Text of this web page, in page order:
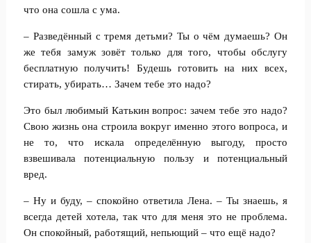
что она сошла с ума.
– Разведённый с тремя детьми? Ты о чём думаешь? Он
же тебя замуж зовёт только для того, чтобы обслугу
бесплатную получить! Будешь готовить на них всех,
стирать, убирать… Зачем тебе это надо?
Это был любимый Катькин вопрос: зачем тебе это надо?
Свою жизнь она строила вокруг именно этого вопроса, и
не то, что искала определённую выгоду, просто
взвешивала потенциальную пользу и потенциальный
вред.
– Ну и буду, – спокойно ответила Лена. – Ты знаешь, я
всегда детей хотела, так что для меня это не проблема.
Он спокойный, работящий, непьющий – что ещё надо?